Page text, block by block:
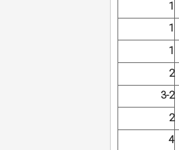
1
1
1
2
3-2
2
4